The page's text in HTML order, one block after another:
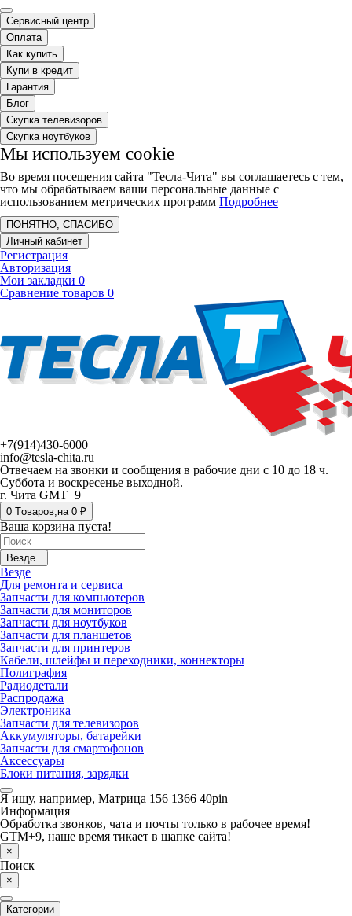
Сервисный центр
Оплата
Как купить
Купи в кредит
Гарантия
Блог
Скупка телевизоров
Скупка ноутбуков
Мы используем cookie
Во время посещения сайта "Тесла-Чита" вы соглашаетесь с тем,
что мы обрабатываем ваши персональные данные с
использованием метрических программ Подробнее
ПОНЯТНО, СПАСИБО
Личный кабинет
Регистрация
Авторизация
Мои закладки 0
Сравнение товаров 0
+7(914)430-6000
info@tesla-chita.ru
Отвечаем на звонки и сообщения в рабочие дни с 10 до 18 ч.
Суббота и воскресенье выходной.
г. Чита GMT+9
0 Tоваров,на 0 ₽
Ваша корзина пуста!
Везде
Везде
Для ремонта и сервиса
Запчасти для компьютеров
Запчасти для мониторов
Запчасти для ноутбуков
Запчасти для планшетов
Запчасти для принтеров
Кабели, шлейфы и переходники, коннекторы
Полиграфия
Радиодетали
Распродажа
Электроника
Запчасти для телевизоров
Аккумуляторы, батарейки
Запчасти для смартофонов
Аксессуары
Блоки питания, зарядки
Я ищу, например, Матрица 156 1366 40pin
Информация
Обработка звонков, чата и почты только в рабочее время!
GTM+9, наше время тикает в шапке сайта!
×
Поиск
×
Категории